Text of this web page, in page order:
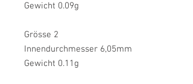
Gewicht 0.09g
Grösse 2
Innendurchmesser 6,05mm
Gewicht 0.11g